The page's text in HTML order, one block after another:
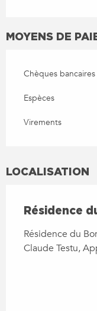
MOYENS DE
Chèques
Espèces
Virements
LOCALISATION
Résidence
Résidence du
Claude Testu,